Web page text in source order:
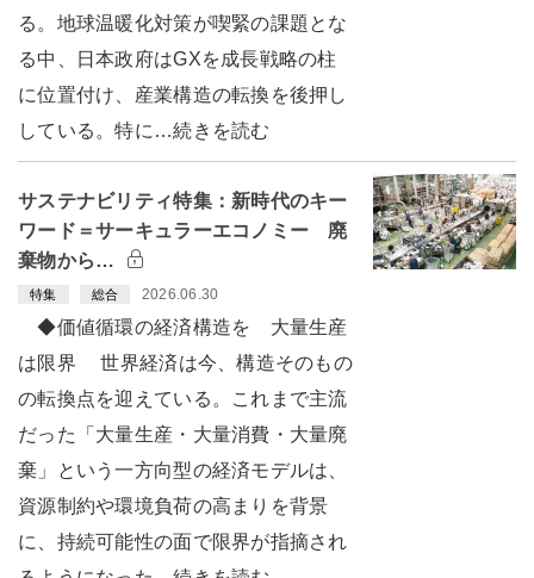
る。地球温暖化対策が喫緊の課題とな
る中、日本政府はGXを成長戦略の柱
に位置付け、産業構造の転換を後押し
している。特に…続きを読む
サステナビリティ特集：新時代のキー
ワード＝サーキュラーエコノミー 廃
棄物から…
特集 総合 2026.06.30
◆価値循環の経済構造を 大量生産
は限界 世界経済は今、構造そのもの
の転換点を迎えている。これまで主流
だった「大量生産・大量消費・大量廃
棄」という一方向型の経済モデルは、
資源制約や環境負荷の高まりを背景
に、持続可能性の面で限界が指摘され